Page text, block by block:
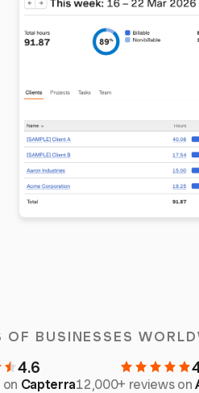
BUSINESSES
4.6
Capterra12,000+ reviews on